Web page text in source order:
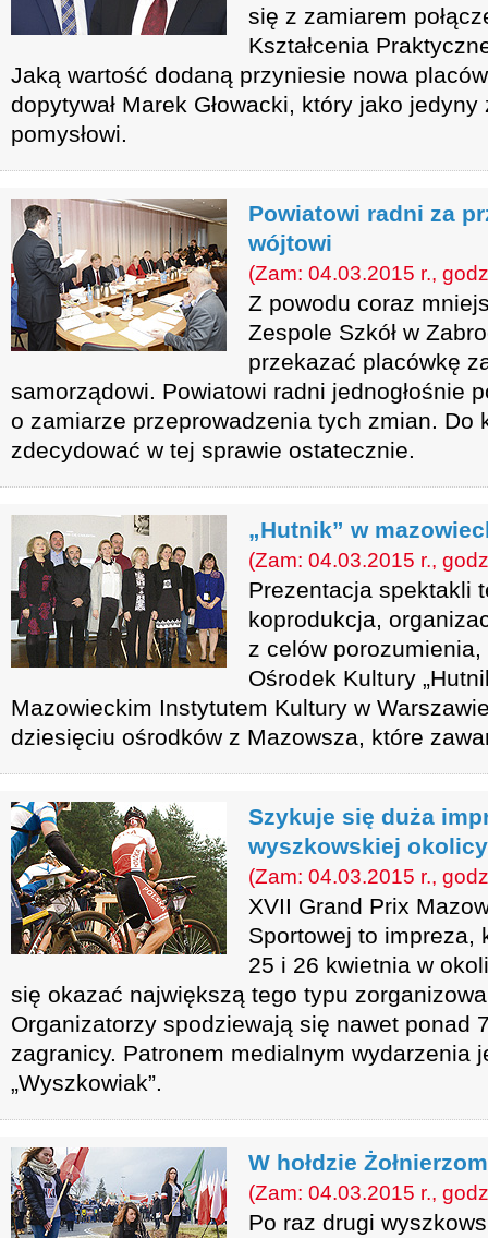
się z zamiarem
Kształcenia
Jaką wartość dodaną przyniesie nowa
dopytywał Marek Głowacki, który jako jedyny
pomysłowi.
Powiatowi radni za
wójtowi
(Zam: 04.03.2015 r.,
Z powodu coraz
Zespole Szkół w
przekazać placówkę
samorządowi. Powiatowi radni jednogłośnie
o zamiarze przeprowadzenia tych zmian. Do
zdecydować w tej sprawie ostatecznie.
„Hutnik” w
(Zam: 04.03.2015 r.,
Prezentacja spektakli
koprodukcja,
z celów
Ośrodek Kultury
Mazowieckim Instytutem Kultury w
dziesięciu ośrodków z Mazowsza, które
Szykuje się duża
wyszkowskiej okolicy
(Zam: 04.03.2015 r.,
XVII Grand Prix
Sportowej to impreza,
25 i 26 kwietnia w
się okazać największą tego typu
Organizatorzy spodziewają się nawet ponad
zagranicy. Patronem medialnym wydarzenia
„Wyszkowiak”.
W hołdzie
(Zam: 04.03.2015 r.,
Po raz drugi